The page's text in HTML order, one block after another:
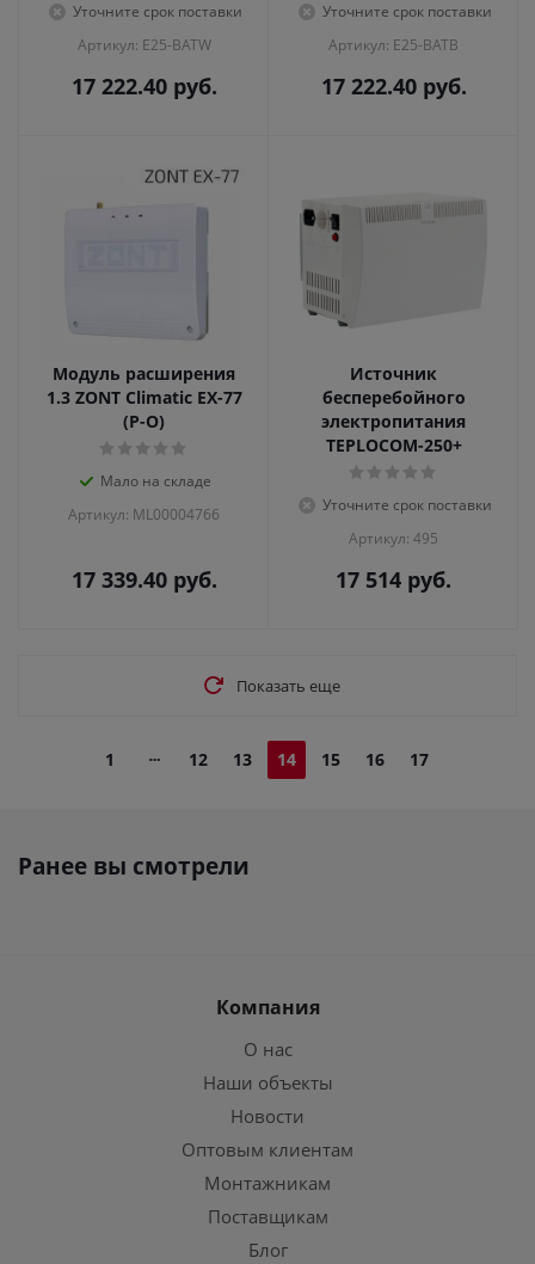
Уточните срок поставки
Артикул: E25-BATW
17 222.40руб.
Уточните срок поставки
Артикул: E25-BATB
17 222.40руб.
Модуль расширения
1.3 ZONT Climatic EX-77
(Р-О)
Мало на складе
Артикул: ML00004766
17 339.40руб.
Источник
бесперебойного
электропитания
TEPLOCOM-250+
Уточните срок поставки
Артикул: 495
17 514 руб.
Показать еще
1 12 13 14 15 16 17
Ранее вы смотрели
Компания
О нас
Наши объекты
Новости
Оптовым клиентам
Монтажникам
Поставщикам
Блог